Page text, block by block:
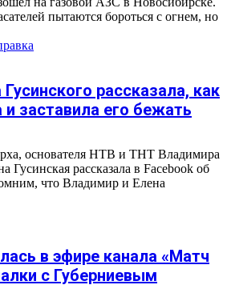
пытаются бороться с огнем, но
рассказала, как
и заставила его бежать
основателя НТВ и ТНТ Владимира
Гусинская рассказала в Facebook об
что Владимир и Елена
в эфире канала «Матч
с Губерниевым